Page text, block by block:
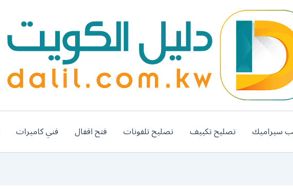
سيراميك تصليح تكييف تصليح تلفونات فتح اقفال فني كاميرات